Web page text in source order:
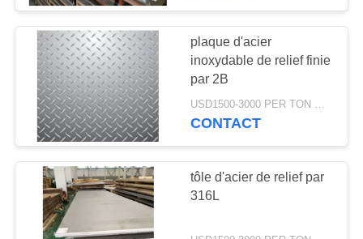
VISITE
L'USINE
CONTRÔLE
DE
QUALITÉ
Plat en aluminium
de feuille
plaque d'acier
inoxydable de relief finie
par 2B
USD1500-3000 PER TON MOQ:1TON
CONTACT
tôle d'acier de relief par
316L